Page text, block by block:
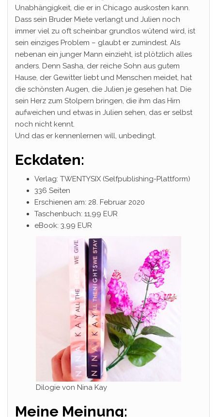
Unabhängigkeit, die er in Chicago auskosten kann.
Dass sein Bruder Miete verlangt und Julien noch
immer viel zu oft scheinbar grundlos wütend wird, ist
sein einziges Problem – glaubt er zumindest. Als
nebenan ein junger Mann einzieht, ist plötzlich alles
anders. Denn Sasha, der reiche Sohn aus gutem
Hause, der Gewitter liebt und Menschen meidet, hat
die schönsten Augen, die Julien je gesehen hat. Die
sein Herz zum Stolpern bringen, die ihm das Hirn
aufweichen und etwas in Julien sehen, das er selbst
noch nicht kennt.
Und das er kennenlernen will, unbedingt.
Eckdaten:
Verlag: TWENTYSIX (Selfpublishing-Plattform)
336 Seiten
Erschienen am: 28. Februar 2020
Taschenbuch: 11,99 EUR
eBook: 3,99 EUR
Dilogie von Nina Kay
Meine Meinung: